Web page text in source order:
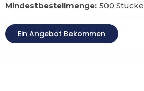
Mindestbestellmenge: 500 Stücke
Ein Angebot Bekommen